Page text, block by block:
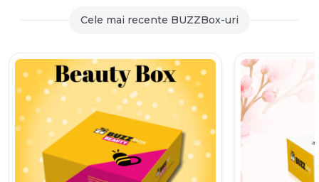
290,00 lei.
79,90 lei.
Cele mai recente BUZZBox-uri